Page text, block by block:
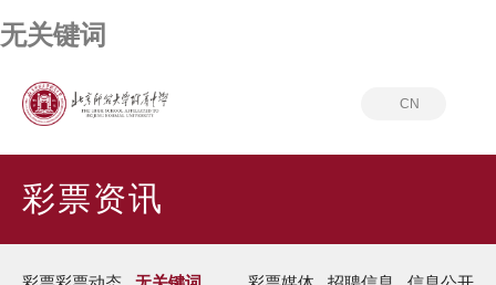
无关键词
CN
彩票资讯